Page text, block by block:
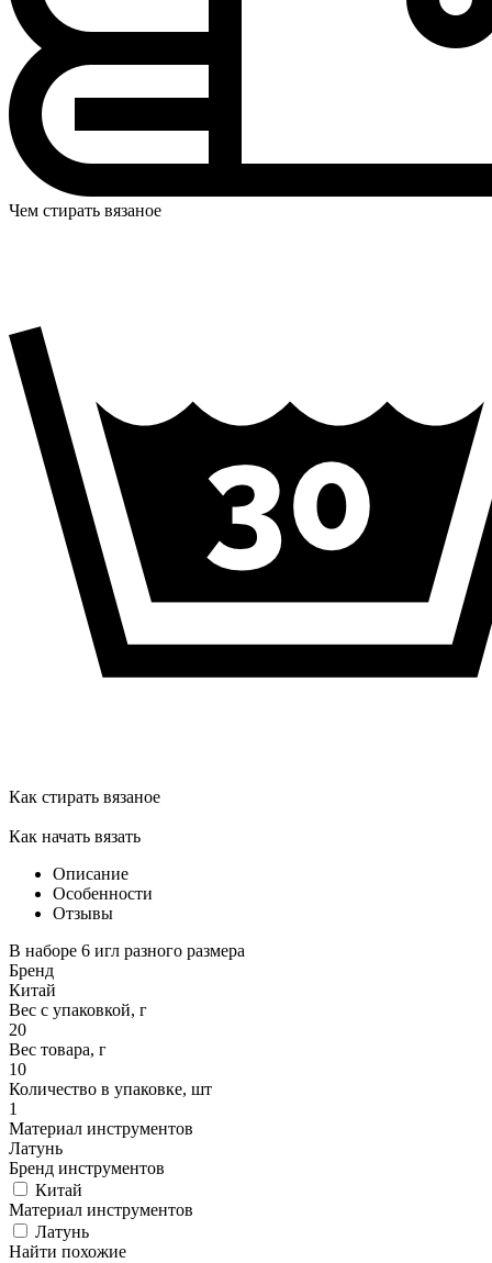
Чем стирать вязаное
Как стирать вязаное
Как начать вязать
Описание
Особенности
Отзывы
В наборе 6 игл разного размера
Бренд
Китай
Вес с упаковкой, г
20
Вес товара, г
10
Количество в упаковке, шт
1
Материал инструментов
Латунь
Бренд инструментов
Китай
Материал инструментов
Латунь
Найти похожие